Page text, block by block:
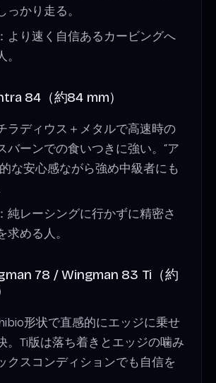
っかり走る。
より速く自信あるカービングへ
84（約84 mm）
ラディウス＋メタルで高速時の
バーンでの食いつきに強い。“ア
な安心感ながら強め中級者にも
純レーシングに行かずに精密さ
求める人。
78 / Wingman 83 Ti（約
形状で直感的にエッジに乗せ
。Ti版は落ち着きとエッジの噛み
クスコンディションでも自信を